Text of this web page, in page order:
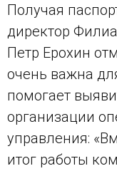
Получая
директор
Петр Ерохин
очень важна
помогает
организации
управления:
итог работы